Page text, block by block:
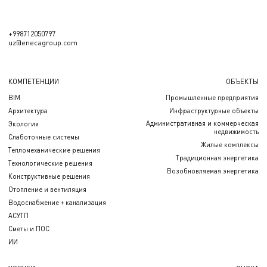
+998712050797
uz@enecagroup.com
КОМПЕТЕНЦИИ
BIM
Архитектура
Экология
Слаботочные системы
Тепломеханические решения
Технологические решения
Конструктивные решения
Отопление и вентиляция
Водоснабжение + канализация
АСУТП
Сметы и ПОС
ИИ
ОБЪЕКТЫ
Промышленные предприятия
Инфраструктурные объекты
Административная и коммерческая
недвижимость
Жилые комплексы
Традиционная энергетика
Возобновляемая энергетика